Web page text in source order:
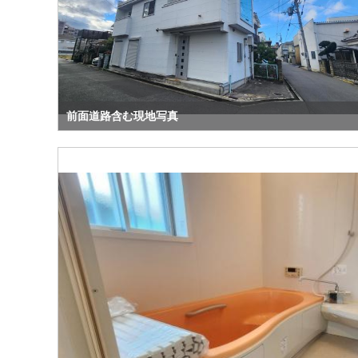
前面道路含む現地写真